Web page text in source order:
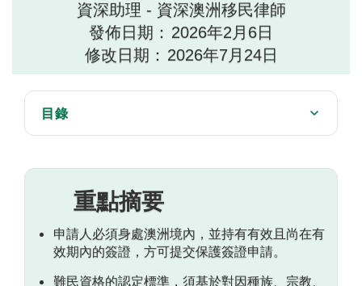
資深助理 - 資深澳洲移民律師
發佈日期： 2026年2月6日
修改日期： 2026年7月24日
目錄
基於正當理由的保護申請與試圖延長簽證
可信度與證據核實
重點摘要
申請人必須身處澳洲境內，並持有有效且尚在有
效期內的簽證，方可提交保護簽證申請。
難民資格的認定標準，須基於對因種族、宗教、